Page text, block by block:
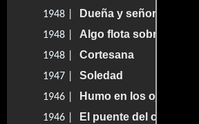
1948 | Dueña y señora
1948 | Algo flota sobre el agua
1948 | Cortesana
1947 | Soledad
1946 | Humo en los ojos
1946 | El puente del castigo